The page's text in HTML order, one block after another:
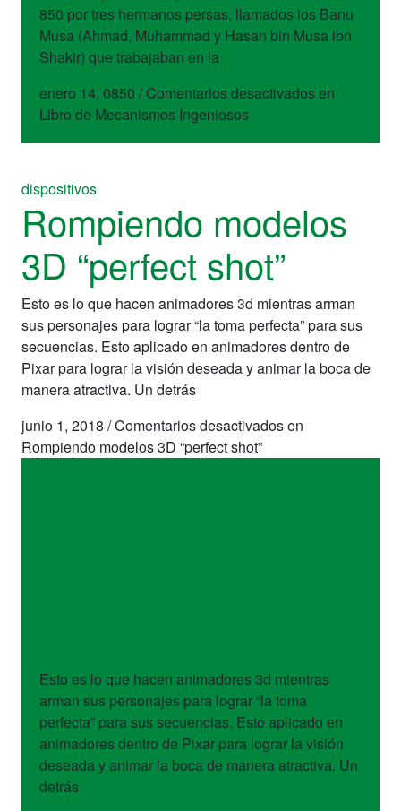
850 por tres hermanos persas, llamados los Banu
Musa (Ahmad, Muhammad y Hasan bin Musa ibn
Shakir) que trabajaban en la
enero 14, 0850 / Comentarios desactivadosen
Libro de Mecanismos Ingeniosos
dispositivos
Rompiendo modelos
3D “perfect shot”
Esto es lo que hacen animadores 3d mientras arman
sus personajes para lograr “la toma perfecta” para sus
secuencias. Esto aplicado en animadores dentro de
Pixar para lograr la visión deseada y animar la boca de
manera atractiva. Un detrás
junio 1, 2018 /Comentarios desactivadosen
Rompiendo modelos 3D “perfect shot”
Esto es lo que hacen animadores 3d mientras
arman sus personajes para lograr “la toma
perfecta” para sus secuencias. Esto aplicado en
animadores dentro de Pixar para lograr la visión
deseada y animar la boca de manera atractiva. Un
detrás